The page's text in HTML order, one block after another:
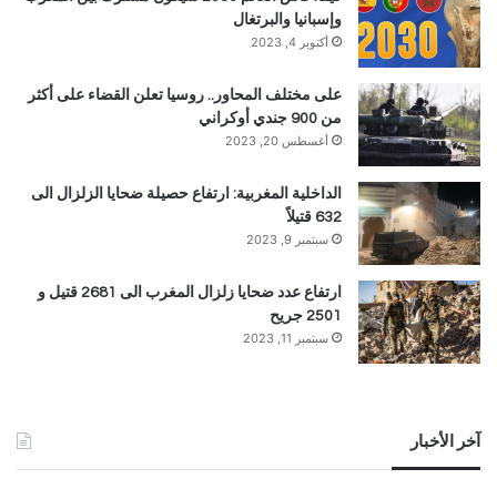
وإسبانيا والبرتغال
أكتوبر 4, 2023
على مختلف المحاور.. روسيا تعلن القضاء على أكثر
من 900 جندي أوكراني
أغسطس 20, 2023
الداخلية المغربية: ارتفاع حصيلة ضحايا الزلزال الى
632 قتيلاً
سبتمبر 9, 2023
ارتفاع عدد ضحايا زلزال المغرب الى 2681 قتيل و
2501 جريح
سبتمبر 11, 2023
آخر الأخبار